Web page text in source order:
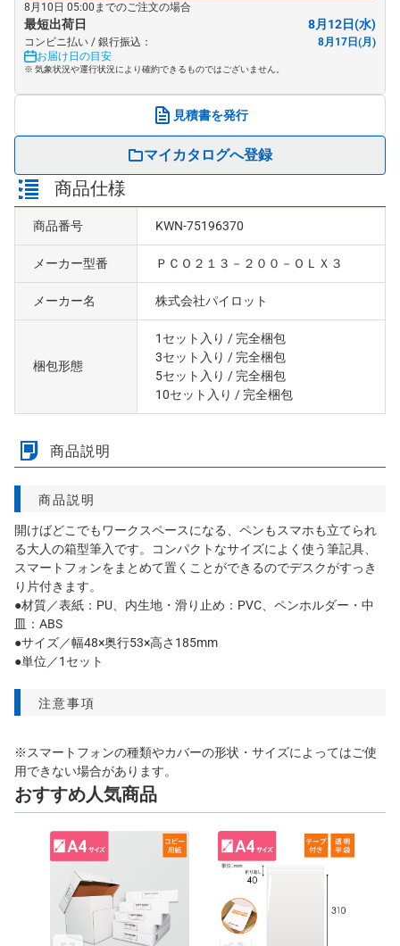
8月10日 05:00までのご注文の場合
最短出荷日 8月12日(水)
コンビニ払い / 銀行振込：
8月17日(月)
お届け日の目安
※ 気象状況や運行状況により確約できるものではございません。
見積書を発行
マイカタログへ登録
商品仕様
商品番号 KWN-75196370
メーカー型番 ＰＣＯ２１３－２００－ＯＬＸ３
メーカー名 株式会社パイロット
梱包形態
1セット入り / 完全梱包
3セット入り / 完全梱包
5セット入り / 完全梱包
10セット入り / 完全梱包
商品説明
商品説明
開けばどこでもワークスペースになる、ペンもスマホも立てられ
る大人の箱型筆入です。コンパクトなサイズによく使う筆記具、
スマートフォンをまとめて置くことができるのでデスクがすっき
り片付きます。
●材質／表紙：PU、内生地・滑り止め：PVC、ペンホルダー・中
皿：ABS
●サイズ／幅48×奥行53×高さ185mm
●単位／1セット
注意事項
※スマートフォンの種類やカバーの形状・サイズによってはご使
用できない場合があります。
おすすめ人気商品